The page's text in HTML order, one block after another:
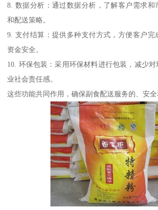
8. 数据分析：通过数据分析，了解客户需求和
和配送策略。
9. 支付结算：提供多种支付方式，方便客户完
资金安全。
10. 环保包装：采用环保材料进行包装，减少
业社会责任感。
这些功能共同作用，确保副食配送服务的、安全